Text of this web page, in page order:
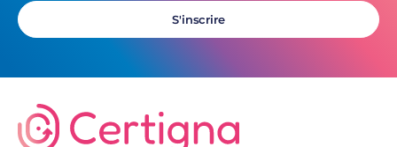
S'inscrire